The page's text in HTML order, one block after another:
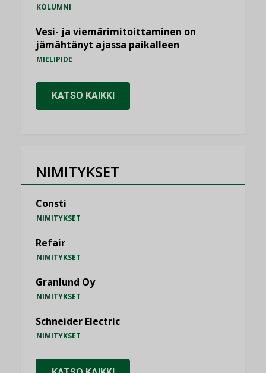
KOLUMNI
Vesi- ja viemärimitoittaminen on
jämähtänyt ajassa paikalleen
MIELIPIDE
KATSO KAIKKI
NIMITYKSET
Consti
NIMITYKSET
Refair
NIMITYKSET
Granlund Oy
NIMITYKSET
Schneider Electric
NIMITYKSET